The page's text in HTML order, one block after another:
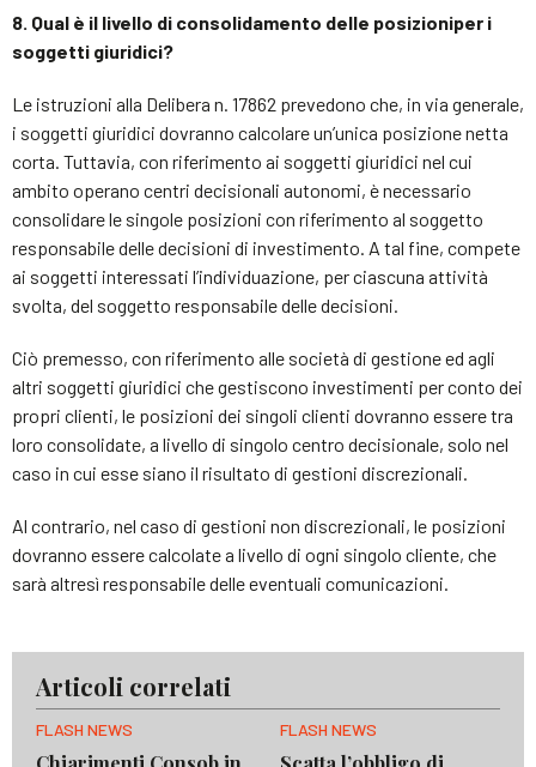
8. Qual è il livello di consolidamento delle posizioniper i
soggetti giuridici?
Le istruzioni alla Delibera n. 17862 prevedono che, in via generale,
i soggetti giuridici dovranno calcolare un’unica posizione netta
corta. Tuttavia, con riferimento ai soggetti giuridici nel cui
ambito operano centri decisionali autonomi, è necessario
consolidare le singole posizioni con riferimento al soggetto
responsabile delle decisioni di investimento. A tal fine, compete
ai soggetti interessati l’individuazione, per ciascuna attività
svolta, del soggetto responsabile delle decisioni.
Ciò premesso, con riferimento alle società di gestione ed agli
altri soggetti giuridici che gestiscono investimenti per conto dei
propri clienti, le posizioni dei singoli clienti dovranno essere tra
loro consolidate, a livello di singolo centro decisionale, solo nel
caso in cui esse siano il risultato di gestioni discrezionali.
Al contrario, nel caso di gestioni non discrezionali, le posizioni
dovranno essere calcolate a livello di ogni singolo cliente, che
sarà altresì responsabile delle eventuali comunicazioni.
Articoli correlati
FLASH NEWS FLASH NEWS